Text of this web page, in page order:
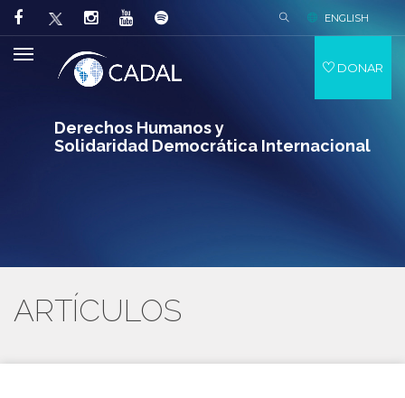
Derechos Humanos y
Solidaridad Democrática Internacional
ENGLISH
DONAR
ARTÍCULOS